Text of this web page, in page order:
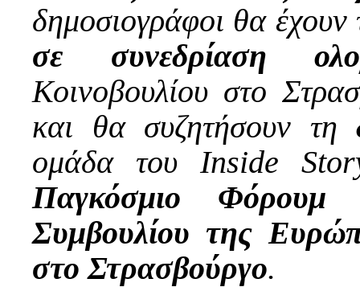
δημοσιογράφοι θα
σε συνεδρίαση
Κοινοβουλίου στο
και θα συζητήσουν τη
ομάδα του Inside
Παγκόσμιο
Συμβουλίου της
στο Στρασβούργο.